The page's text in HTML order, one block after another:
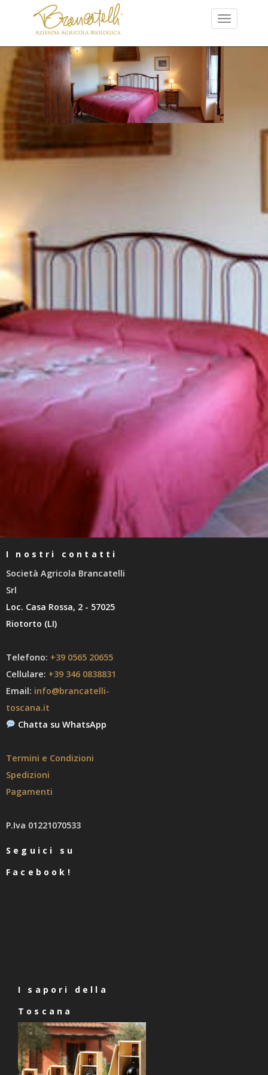
I nostri contatti
Società Agricola Brancatelli
Srl
Loc. Casa Rossa, 2 - 57025
Riotorto (LI)
Telefono: +39 0565 20655
Cellulare: +39 346 0838831
Email: info@brancatelli-
toscana.it
Chatta su WhatsApp
Termini e Condizioni
Spedizioni
Pagamenti
P.Iva 01221070533
Seguici su
Facebook!
I sapori della
Toscana